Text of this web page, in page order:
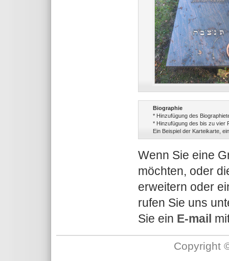
Biographie
* Hinzufügung des
* Hinzufügung des bis zu vier
Ein Beispiel der Karteikarte,
Wenn Sie eine
möchten, oder
erweitern oder
rufen Sie uns
Sie ein E-mail
Copyright